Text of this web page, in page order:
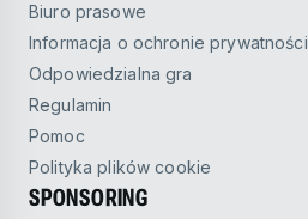
Biuro prasowe
Informacja o ochronie prywatności
Odpowiedzialna gra
Regulamin
Pomoc
Polityka plików cookie
SPONSORING